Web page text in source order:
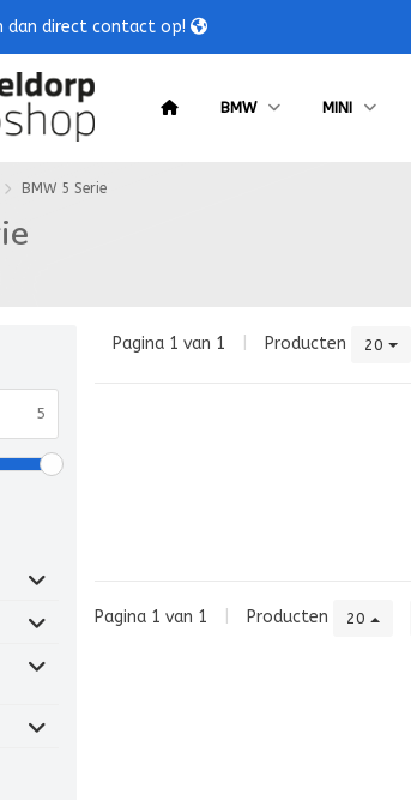
dan direct contact op!
BMW MINI
BMW 5 Serie
Pagina 1 van 1 Producten 20
Pagina 1 van 1 Producten 20